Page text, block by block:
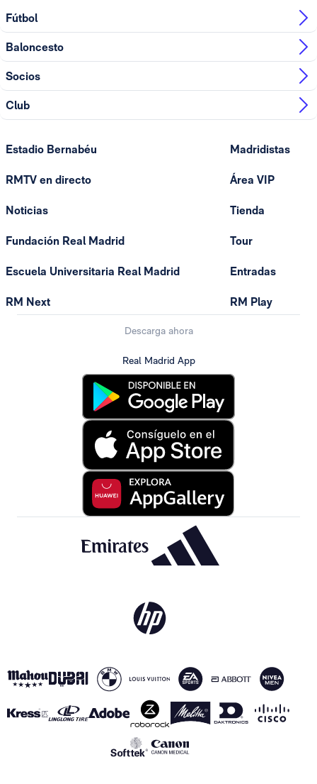
Fútbol
Baloncesto
Socios
Club
Estadio Bernabéu
RMTV en directo
Noticias
Fundación Real Madrid
Escuela Universitaria Real Madrid
RM Next
Madridistas
Área VIP
Tienda
Tour
Entradas
RM Play
Descarga ahora
Real Madrid App